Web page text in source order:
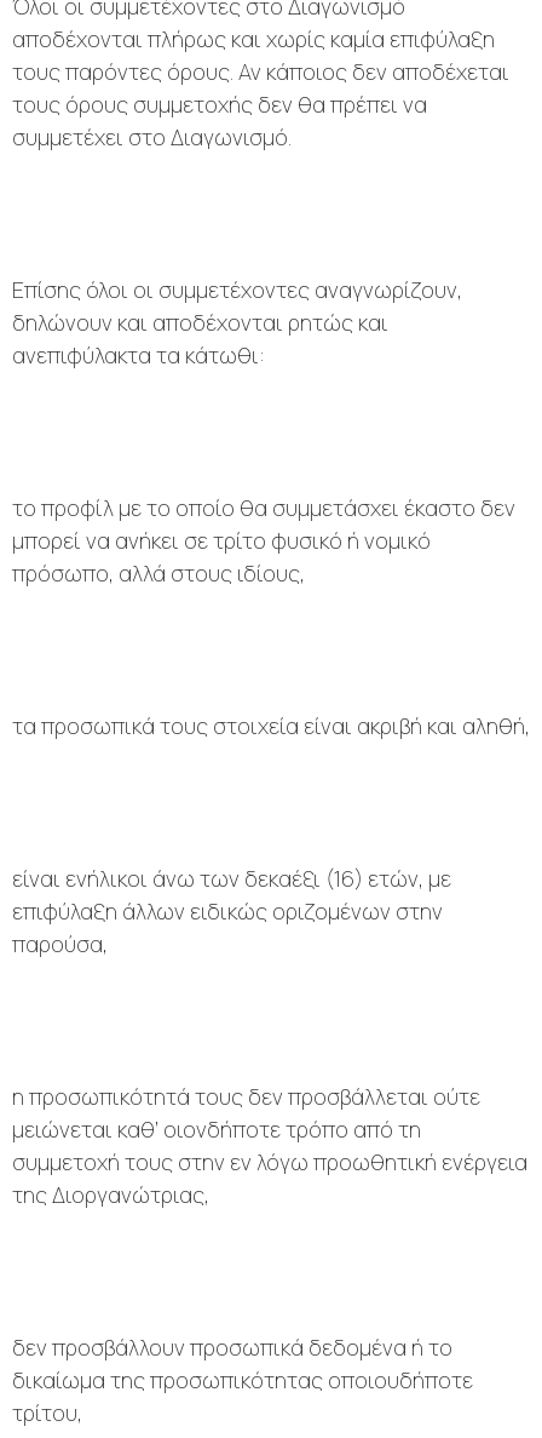
αποδέχονται πλήρως και χωρίς καμία επιφύλαξη
τους παρόντες όρους. Αν κάποιος δεν αποδέχεται
τους όρους συμμετοχής δεν θα πρέπει να
συμμετέχει στο Διαγωνισμό.
Επίσης όλοι οι συμμετέχοντες αναγνωρίζουν,
δηλώνουν και αποδέχονται ρητώς και
ανεπιφύλακτα τα κάτωθι:
το προφίλ με το οποίο θα συμμετάσχει έκαστο δεν
μπορεί να ανήκει σε τρίτο φυσικό ή νομικό
πρόσωπο, αλλά στους ιδίους,
τα προσωπικά τους στοιχεία είναι ακριβή και αληθή,
είναι ενήλικοι άνω των δεκαέξι (16) ετών, με
επιφύλαξη άλλων ειδικώς οριζομένων στην
παρούσα,
η προσωπικότητά τους δεν προσβάλλεται ούτε
μειώνεται καθ’ οιονδήποτε τρόπο από τη
συμμετοχή τους στην εν λόγω προωθητική ενέργεια
της Διοργανώτριας,
δεν προσβάλλουν προσωπικά δεδομένα ή το
δικαίωμα της προσωπικότητας οποιουδήποτε
τρίτου,